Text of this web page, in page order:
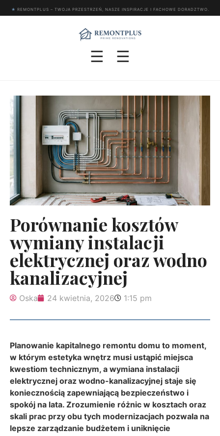
★ REMONTPLUS – TWOJA PRZESTRZEŃ, NASZE INSPIRACJE I FACHOWE DORADZTWO.
☰ ☰
Porównanie kosztów
wymiany instalacji
elektrycznej oraz wodno
kanalizacyjnej
Oska 24 kwietnia, 2026 1:15 pm
Planowanie kapitalnego remontu domu to moment,
w którym estetyka wnętrz musi ustąpić miejsca
kwestiom technicznym, a wymiana instalacji
elektrycznej oraz wodno-kanalizacyjnej staje się
koniecznością zapewniającą bezpieczeństwo i
spokój na lata. Zrozumienie różnic w kosztach oraz
skali prac przy obu tych modernizacjach pozwala na
lepsze zarządzanie budżetem i uniknięcie